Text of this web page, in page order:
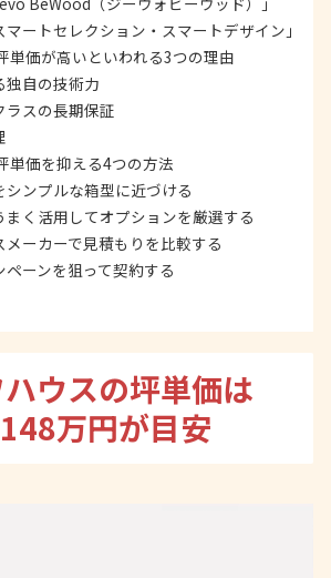
ートセレクション・スマートデザイン」
単価が高いといわれる3つの理由
独自の技術力
ラスの長期保証
単価を抑える4つの方法
シンプルな箱型に近づける
まく活用してオプションを厳選する
メーカーで見積もりを比較する
ーンを狙って契約する
ウスの坪単価は
万円が目安